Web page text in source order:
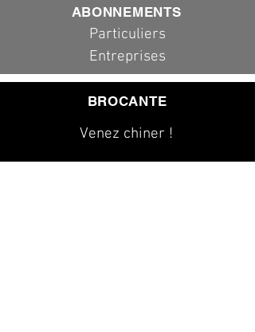
ABONNEMENTS
Particuliers
Entreprises
BROCANTE
Venez chiner !